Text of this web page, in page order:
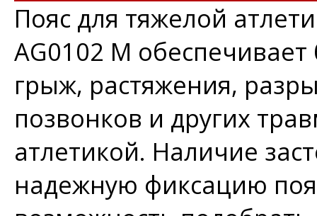
Пояс для тяжелой
AG0102 M
грыж, растяжения,
позвонков и других
атлетикой. Наличие
надежную фиксацию